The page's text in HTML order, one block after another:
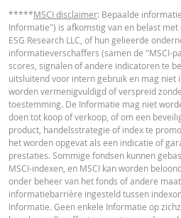
werkelijkheid wordt bij Turbo's op de
eventuele ex-dividendnoteringen, bij
indien toepasselijk, bij het doorrollen
periodiek doorrollen van futures wordt
gelaten. Ook door afrondingen kunnen
ontwikkelingen van waarden in de
BNP Paribas treedt niet op als uw
beleggingsadviseur en heeft op geen
tegenover u in verband met de
transacties in door BNP Paribas
transacties. U mag niet op BNP Paribas
aanbevelingen, ongeacht van welke
gebaseerd op betrouwbaar geachte
volledigheid hiervan niet gegarandeerd.
betrekking tot de informatie verstrekt
*****MSCI disclaimer: Bepaalde
Informatie") is afkomstig van en belast met
ESG Research LLC, of hun gelieerde
informatieverschaffers (samen de "MSCI-
scores, signalen of andere indicatoren te
uitsluitend voor intern gebruik en mag niet
worden vermenigvuldigd of verspreid
toestemming. De Informatie mag niet
doen tot koop of verkoop, of om een
product, handelsstrategie of index te
het worden opgevat als een indicatie of
prestaties. Sommige fondsen kunnen
MSCI-indexen, en MSCI kan worden
onder beheer van het fonds of andere
informatiebarrière ingesteld tussen
Informatie. Geen enkele Informatie op